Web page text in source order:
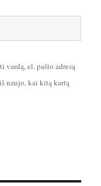
vardą, el. pašto adresą
naujo, kai kitą kartą